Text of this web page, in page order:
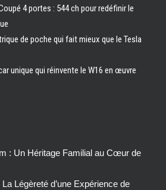
4 portes : 544 ch pour redéfinir le
de poche qui fait mieux que le Tesla
unique qui réinvente le W16 en œuvre
: Un Héritage Familial au Cœur de
Légèreté d’une Expérience de